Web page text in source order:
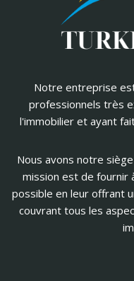
Notre entreprise
professionnels très
l'immobilier et ayant
Nous avons notre
mission est de fournir
possible en leur offrant
couvrant tous les